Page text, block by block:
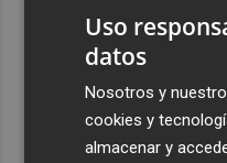
Últimas Noticias
El homenaje a Ferran
Uso
datos
Nosotros y
cookies y
almacenar y